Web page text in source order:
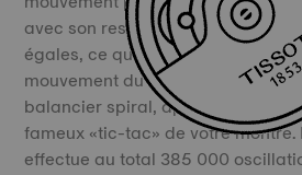
avec son ressort spiral, divise le
égales, ce qui lui permet de
mouvement du temps. Ce sont
balancier spiral, appelés
fameux «tic-tac» de votre
effectue au total 385 000